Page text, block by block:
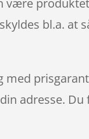
bl.a. at
med
adresse. Du